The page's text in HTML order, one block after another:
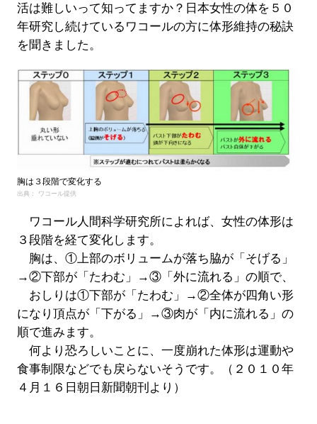
活は難しいって知ってますか？日本女性の体を５０
年研究し続けているワコールの方に体形維持の秘訣
を聞きました。
胸は３段階で変化する
出典： ワコール提供
ワコール人間科学研究所によれば、女性の体形は
３段階を経て変化します。
胸は、①上部のボリュームが落ち脇が「そげる」
→②下部が「たわむ」→③「外に流れる」の順で、
おしりは①下部が「たわむ」→②全体が四角い形
になり頂点が「下がる」→③肉が「内に流れる」の
順で進みます。
何より恐ろしいことに、一度崩れた体形は運動や
食事制限などでも戻らないそうです。（２０１０年
４月１６日朝日新聞朝刊より）